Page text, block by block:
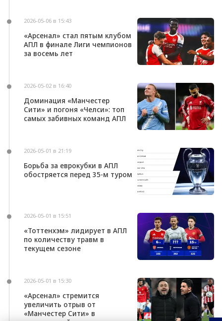
2026-05-06 в 15:43
«Арсенал» стал пятым клубом
АПЛ в финале Лиги чемпионов
за восемь лет
2026-05-02 в 16:40
Доминация «Манчестер
Сити» и погоня «Челси»: топ
самых забивных команд АПЛ
2026-05-01 в 21:19
Борьба за еврокубки в АПЛ
обостряется перед 35-м туром
2026-05-01 в 15:51
«Тоттенхэм» лидирует в АПЛ
по количеству травм в
текущем сезоне
2026-05-01 в 15:30
«Арсенал» стремится
увеличить отрыв от
«Манчестер Сити» в